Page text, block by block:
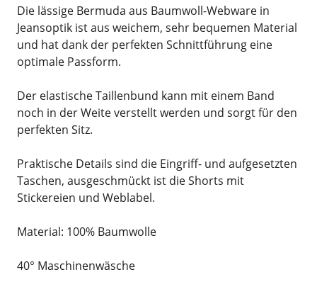
Die lässige Bermuda aus Baumwoll-Webware in
Jeansoptik ist aus weichem, sehr bequemen Material
und hat dank der perfekten Schnittführung eine
optimale Passform.
Der elastische Taillenbund kann mit einem Band
noch in der Weite verstellt werden und sorgt für den
perfekten Sitz.
Praktische Details sind die Eingriff- und aufgesetzten
Taschen, ausgeschmückt ist die Shorts mit
Stickereien und Weblabel.
Material: 100% Baumwolle
40° Maschinenwäsche